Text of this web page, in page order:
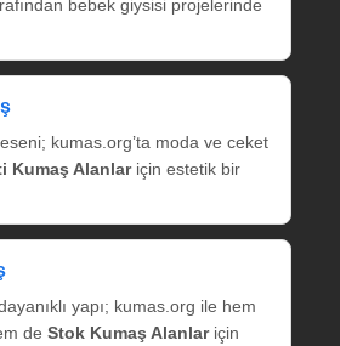
bebek giysisi projelerinde
kumas.org’ta moda ve ceket
Kumaş Alanlariçin estetik bir
yapı; kumas.org ile hem
de Stok Kumaş Alanlariçin